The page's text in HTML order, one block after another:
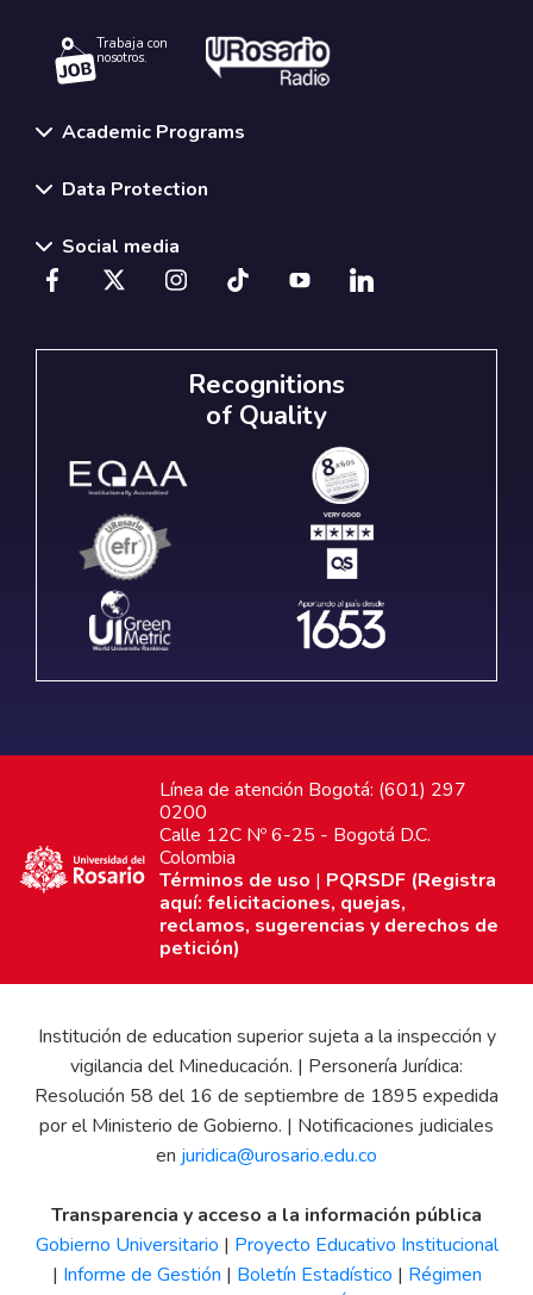
Trabaja con
nosotros.
Academic Programs
Data Protection
Social media
Recognitions
of Quality
Línea de atención Bogotá: (601) 297
0200
Calle 12C Nº 6-25 - Bogotá D.C.
Colombia
Términos de uso | PQRSDF (Registra
aquí: felicitaciones, quejas,
reclamos, sugerencias y derechos de
petición)
Institución de education superior sujeta a la inspección y
vigilancia del Mineducación. | Personería Jurídica:
Resolución 58 del 16 de septiembre de 1895 expedida
por el Ministerio de Gobierno. | Notificaciones judiciales
en juridica@urosario.edu.co
Transparencia y acceso a la información pública
Gobierno Universitario | Proyecto Educativo Institucional
| Informe de Gestión | Boletín Estadístico | Régimen